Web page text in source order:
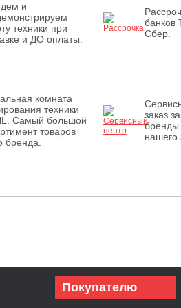
и
техники при
и ДО оплаты.
банков
Сбер.
комната
техники
Самый большой
товаров
бренда.
заказ
бренды
нашего
Покупателю